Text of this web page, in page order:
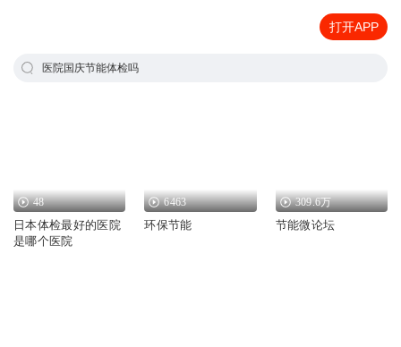
打开APP
医院国庆节能体检吗
48
日本体检最好的医院
是哪个医院
6463
环保节能
309.6万
节能微论坛